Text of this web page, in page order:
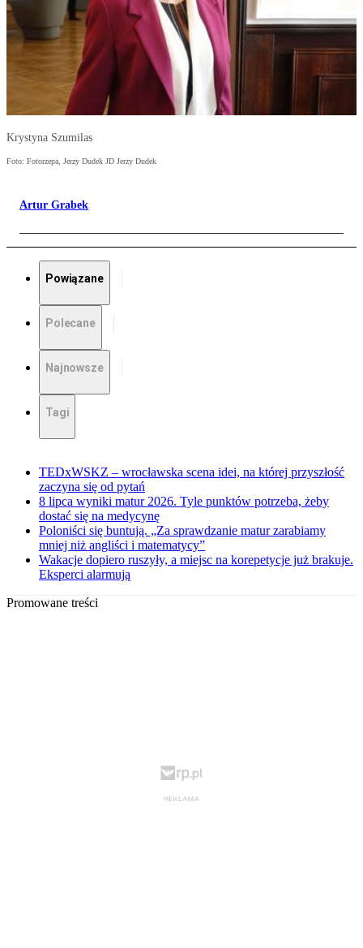
Krystyna Szumilas
Foto: Fotorzepa, Jerzy Dudek JD Jerzy Dudek
Artur Grabek
Powiązane
Polecane
Najnowsze
Tagi
TEDxWSKZ – wrocławska scena idei, na której przyszłość
zaczyna się od pytań
8 lipca wyniki matur 2026. Tyle punktów potrzeba, żeby
dostać się na medycynę
Poloniści się buntują. „Za sprawdzanie matur zarabiamy
mniej niż angliści i matematycy”
Wakacje dopiero ruszyły, a miejsc na korepetycje już brakuje.
Eksperci alarmują
Promowane treści